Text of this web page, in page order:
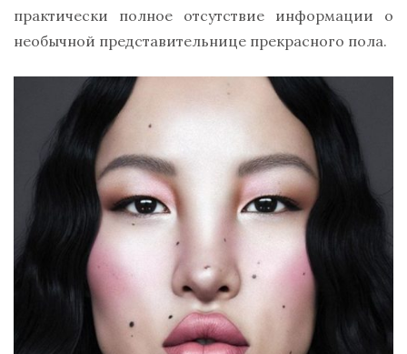
практически полное отсутствие информации о
необычной представительнице прекрасного пола.